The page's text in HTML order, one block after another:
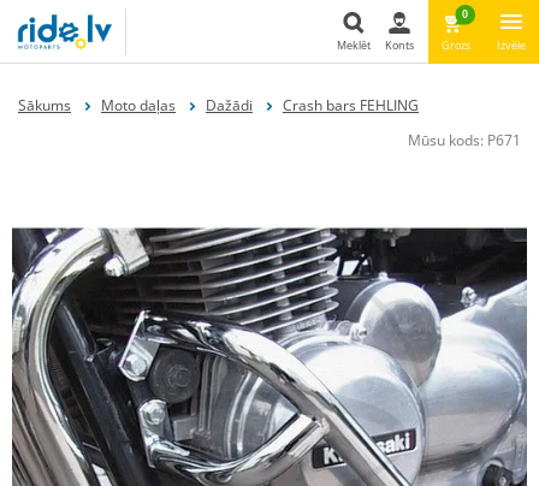
Meklēt Konts
0
Grozs Izvēle
Sākums Moto daļas Dažādi
Crash bars FEHLING
Mūsu kods: P671